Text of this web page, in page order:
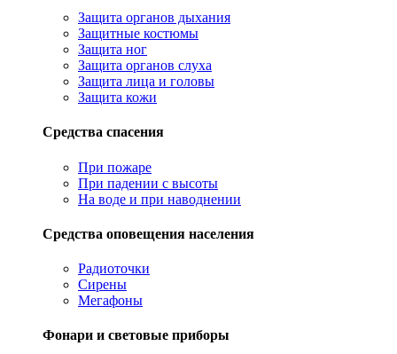
Защита органов дыхания
Защитные костюмы
Защита ног
Защита органов слуха
Защита лица и головы
Защита кожи
Средства спасения
При пожаре
При падении с высоты
На воде и при наводнении
Средства оповещения населения
Радиоточки
Сирены
Мегафоны
Фонари и световые приборы